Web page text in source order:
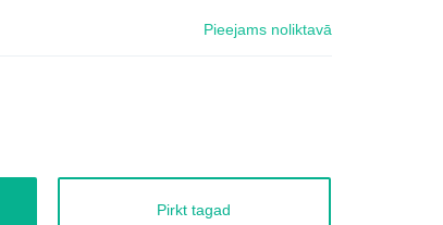
Pieejams noliktavā
Pirkt tagad